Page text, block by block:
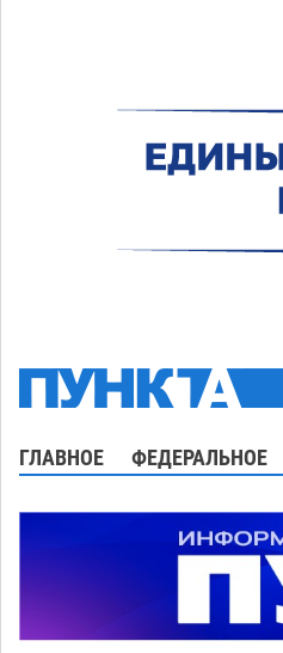
ГЛАВНОЕ ФЕДЕРАЛЬНОЕ